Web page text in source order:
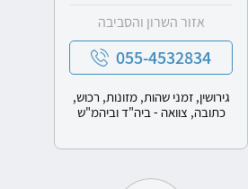
אזור השרון והסביבה
055-4532834
גירושין, זמני שהות, מזונות, רכוש,
כתובה, צוואה - ביה"ד וביהמ"ש